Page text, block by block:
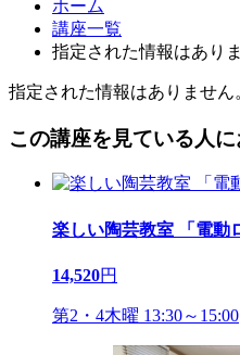
ホーム
講座一覧
指定された情報はありま
指定された情報はありません
この講座を見ている人
楽しい陶芸教室 「電動
14,520円
第2・4木曜 13:30～15:00